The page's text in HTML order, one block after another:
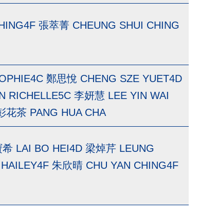
張萃菁 CHEUNG SHUI CHING
鄭思悅 CHENG SZE YUET4D
RICHELLE5C 李妍慧 LEE YIN WAI
花茶 PANG HUA CHA
LAI BO HEI4D 梁焯芹 LEUNG
朱欣晴 CHU YAN CHING4F